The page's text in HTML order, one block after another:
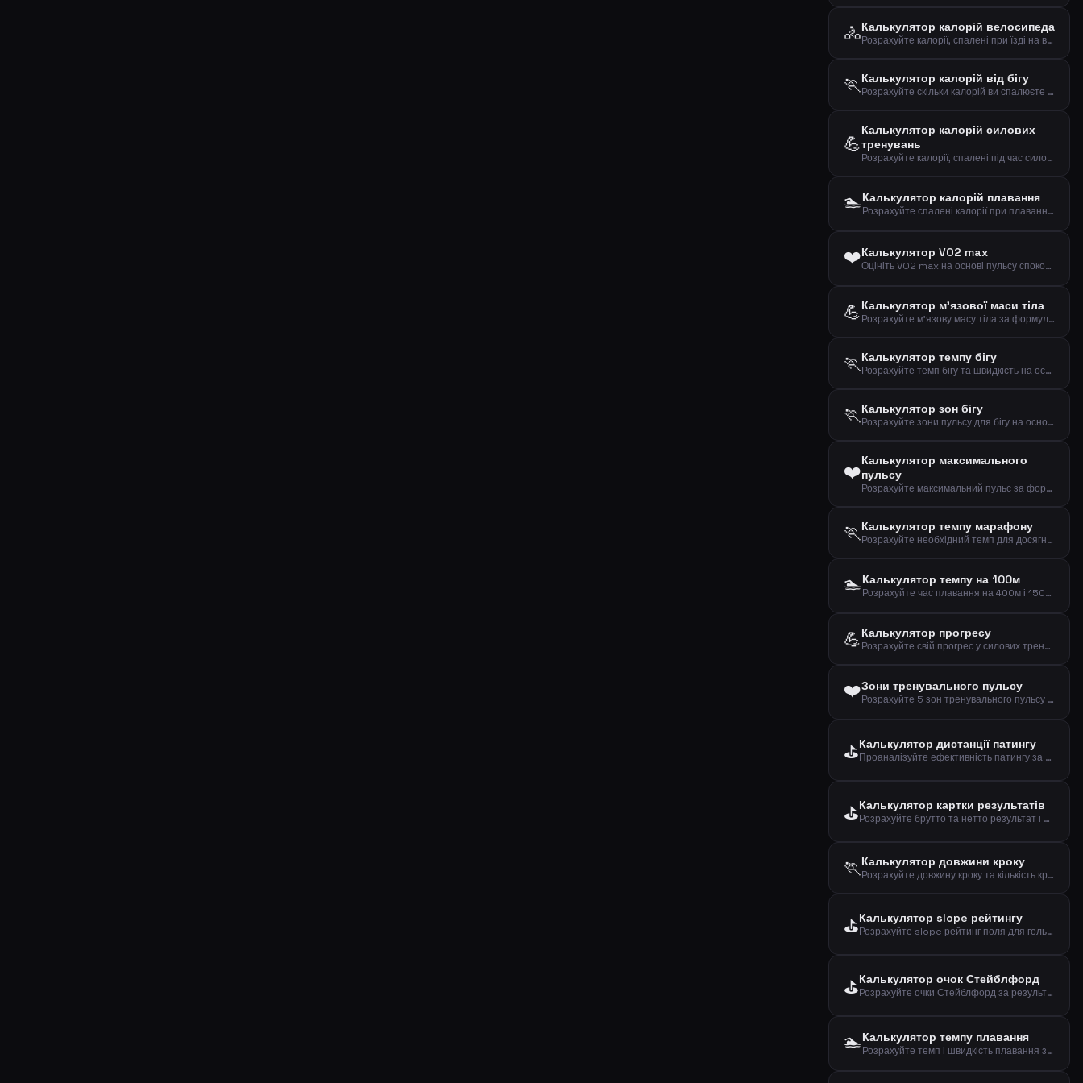
🚴Калькулятор калорій велосипеда
Розрахуйте калорії, спалені при їзді на велосипеді, за вагою, часом та швидкістю
🏃Калькулятор калорій від бігу
Розрахуйте скільки калорій ви спалюєте під час бігу на основі ваги та дистанції
💪
Калькулятор калорій силових
тренувань
Розрахуйте калорії, спалені під час силових тренувань, за вагою, часом та інтенсивністю
🏊Калькулятор калорій плавання
Розрахуйте спалені калорії при плаванні за вагою, часом та інтенсивністю
❤️Калькулятор VO2 max
Оцініть VO2 max на основі пульсу спокою, віку та статі за формулою Ута
💪Калькулятор м'язової маси тіла
Розрахуйте м'язову масу тіла за формулою Бура на основі статі, ваги та зросту
🏃Калькулятор темпу бігу
Розрахуйте темп бігу та швидкість на основі дистанції та часу
🏃Калькулятор зон бігу
Розрахуйте зони пульсу для бігу на основі віку та пульсу у спокої (формула Карвонена)
❤️Калькулятор максимального
пульсу
Розрахуйте максимальний пульс за формулами Танаки та Фокса на основі вашого віку
🏃Калькулятор темпу марафону
Розрахуйте необхідний темп для досягнення цілі на марафоні (42,195 км)
🏊Калькулятор темпу на 100м
Розрахуйте час плавання на 400м і 1500м за темпом на 100м
💪Калькулятор прогресу
Розрахуйте свій прогрес у силових тренуваннях з часом
❤️Зони тренувального пульсу
Розрахуйте 5 зон тренувального пульсу методом Карвонена на основі віку та пульсу у спокої
⛳Калькулятор дистанції патингу
Проаналізуйте ефективність патингу за дистанцією, кількістю та влучаннями
⛳Калькулятор картки результатів
Розрахуйте брутто та нетто результат і over/under par для раунду гольфу
🏃Калькулятор довжини кроку
Розрахуйте довжину кроку та кількість кроків на кілометр за зростом та статтю
⛳Калькулятор slope рейтингу
Розрахуйте slope рейтинг поля для гольфу за scratch та bogey рейтингами
⛳Калькулятор очок Стейблфорд
Розрахуйте очки Стейблфорд за результатом, паром та гандикапом
🏊Калькулятор темпу плавання
Розрахуйте темп і швидкість плавання за дистанцією та часом